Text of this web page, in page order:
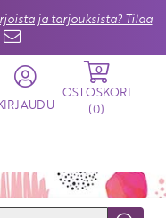
ja tarjouksista? Tilaa
0
OSTOSKORI
(0)